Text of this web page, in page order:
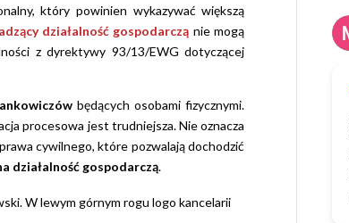
który powinien wykazywać większą
działalność gospodarczą nie mogą
z dyrektywy 93/13/EWG dotyczącej
będących osobami fizycznymi.
procesowa jest trudniejsza. Nie oznacza
cywilnego, które pozwalają dochodzić
działalność gospodarczą.
jarek pietrzak
5 Sierpnia 2026
nie mam
zastrzeżeń.
wszystko
Czytaj więcej